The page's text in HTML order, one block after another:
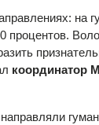
на
координатор